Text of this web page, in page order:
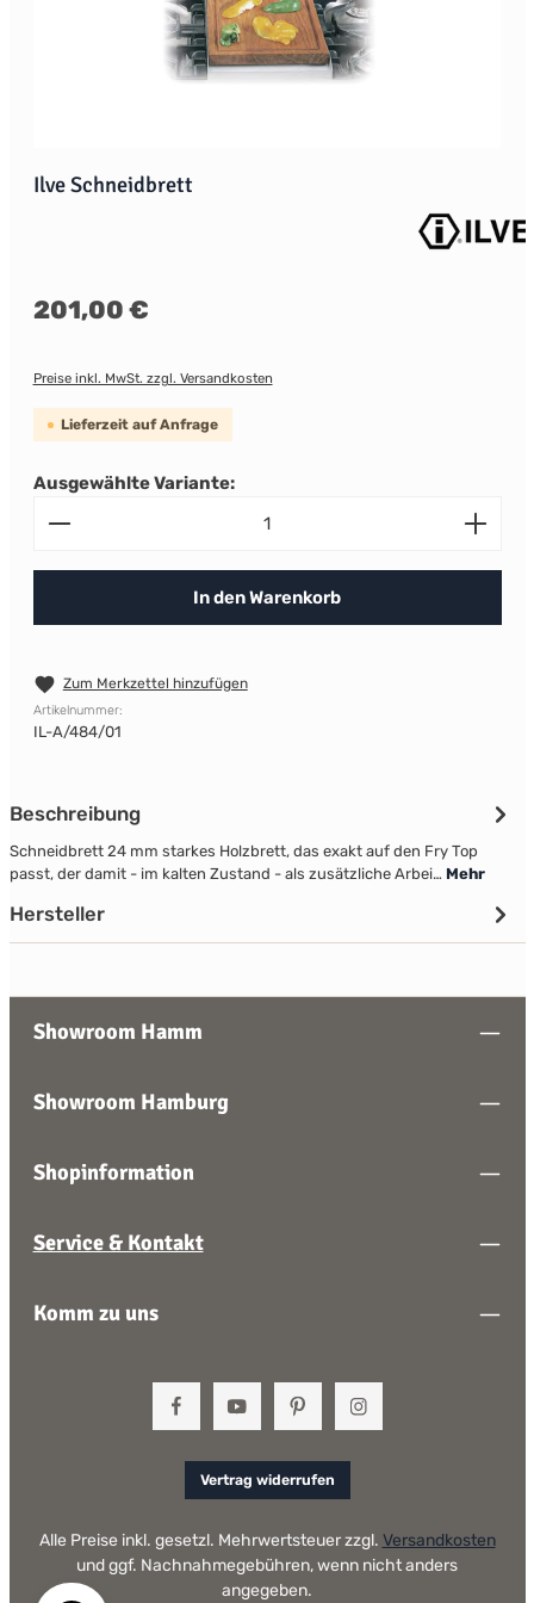
Ilve Schneidbrett
Regulärer Preis:
201,00 €
Preise inkl. MwSt. zzgl. Versandkosten
Lieferzeit auf Anfrage
Ausgewählte Variante:
Produkt Anzahl: Gib den gewünschten Wert ein
In den Warenkorb
Zum Merkzettel hinzufügen
Artikelnummer:
IL-A/484/01
Beschreibung
Schneidbrett 24 mm starkes Holzbrett, das exakt auf den Fry Top
passt, der damit - im kalten Zustand - als zusätzliche Arbei… Mehr
Hersteller
Showroom Hamm
Showroom Hamburg
Shopinformation
Service & Kontakt
Komm zu uns
Vertrag widerrufen
Alle Preise inkl. gesetzl. Mehrwertsteuer zzgl. Versandkosten
und ggf. Nachnahmegebühren, wenn nicht anders
angegeben.